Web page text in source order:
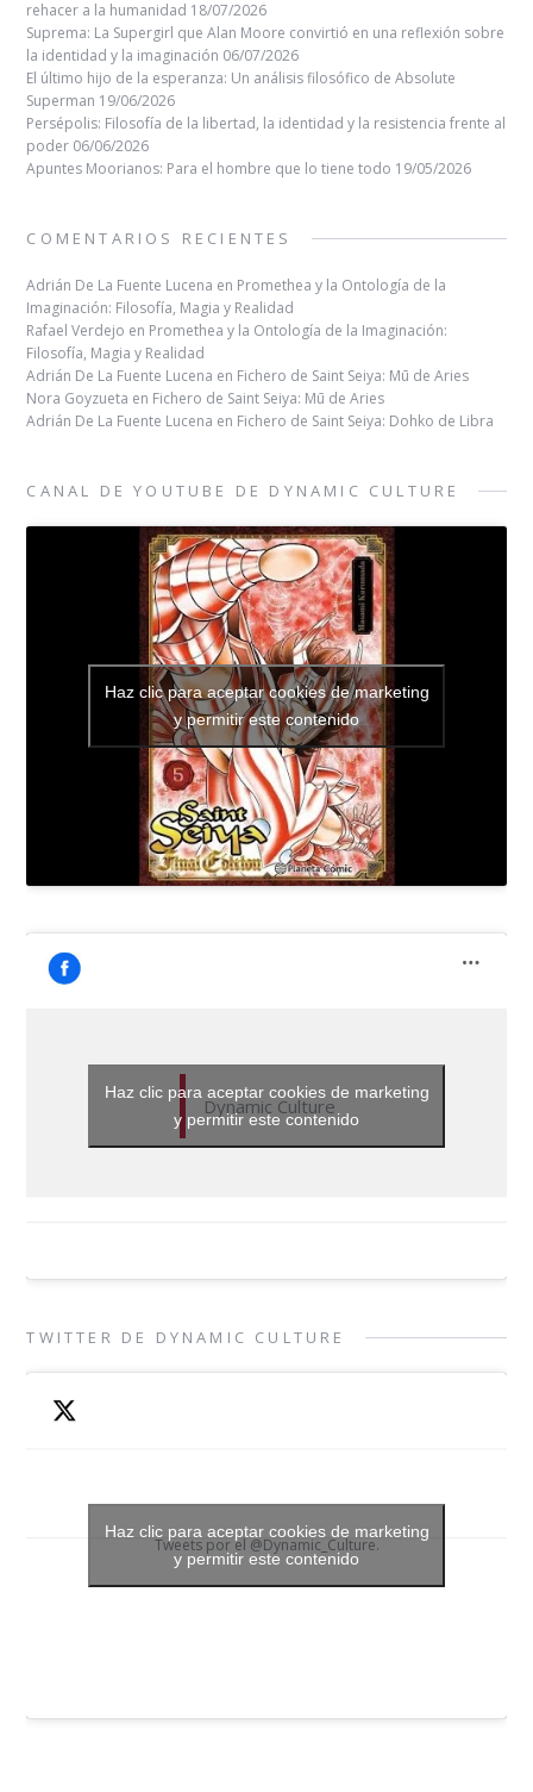
rehacer a la humanidad 18/07/2026
Suprema: La Supergirl que Alan Moore convirtió en una reflexión sobre
la identidad y la imaginación 06/07/2026
El último hijo de la esperanza: Un análisis filosófico de Absolute
Superman 19/06/2026
Persépolis: Filosofía de la libertad, la identidad y la resistencia frente al
poder 06/06/2026
Apuntes Moorianos: Para el hombre que lo tiene todo 19/05/2026
COMENTARIOS RECIENTES
Adrián De La Fuente Lucena en Promethea y la Ontología de la
Imaginación: Filosofía, Magia y Realidad
Rafael Verdejo en Promethea y la Ontología de la Imaginación:
Filosofía, Magia y Realidad
Adrián De La Fuente Lucena en Fichero de Saint Seiya: Mū de Aries
Nora Goyzueta en Fichero de Saint Seiya: Mū de Aries
Adrián De La Fuente Lucena en Fichero de Saint Seiya: Dohko de Libra
CANAL DE YOUTUBE DE DYNAMIC CULTURE
Haz clic para aceptar cookies de marketing
y permitir este contenido
Dynamic Culture
Haz clic para aceptar cookies de marketing
y permitir este contenido
TWITTER DE DYNAMIC CULTURE
Tweets por el @Dynamic_Culture.
Haz clic para aceptar cookies de marketing
y permitir este contenido